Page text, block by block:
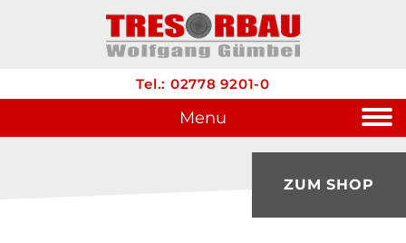
ZUM SHOP
Tel.: 02778 9201-0
Menu